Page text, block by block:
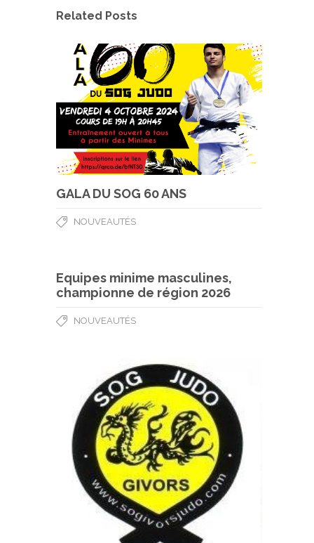
Related Posts
GALA DU SOG 60 ANS
NOUVEAUTÉS
Equipes minime masculines,
championne de région 2026
NOUVEAUTÉS